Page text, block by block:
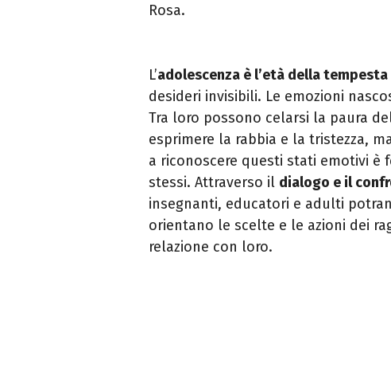
Rosa.
L’adolescenza è l’età della
desideri invisibili. Le emozioni
Tra loro possono celarsi la paura
esprimere la rabbia e la tristezza,
a riconoscere questi stati emotivi è
stessi. Attraverso il dialogo e il
insegnanti, educatori e adulti
orientano le scelte e le azioni dei
relazione con loro.